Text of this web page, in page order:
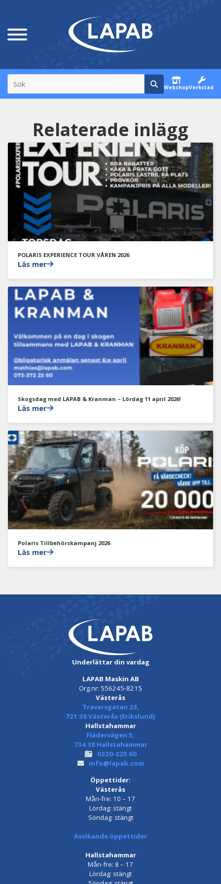
WebshopVerkstad
Relaterade inlägg
POLARIS EXPERIENCE TOUR VÅREN 2026
Läs mer
Skogsdag med LAPAB & Kranman – Lördag 11 april 2026!
Läs mer
Polaris Tillbehörskampanj 2026
Läs mer
Underlättar din vardag
LAPAB Maskin AB
Org.nr: 556245-8215
Västerås
Traversgatan 23,
721 38 Västerås (Erikslund)
Hallstahammar
Flädervägen 5,
734 38 Hallstahammar
0220-225 60
info@lapab.com
Öppettider:
Västerås
Mån-fre: 10 – 17
Lördag: stängt
Söndag: stängt
Avvikande öppettider
Hallstahammar
Mån-fre: 8 – 17
Lördag: stängt